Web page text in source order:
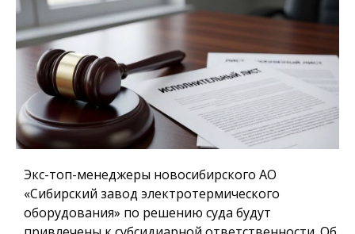
Экс-топ-менеджеры новосибирского АО
«Сибирский завод электротермического
оборудования» по решению суда будут